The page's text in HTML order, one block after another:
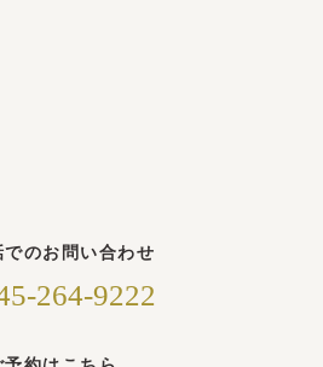
でのお問い合わせ
264-9222